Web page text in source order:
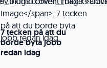
7 tecken på att du
borde byta jobb
redan idag